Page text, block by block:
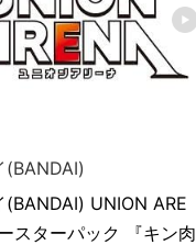
(BANDAI)
(BANDAI) UNION ARE
スターパック 『キン肉